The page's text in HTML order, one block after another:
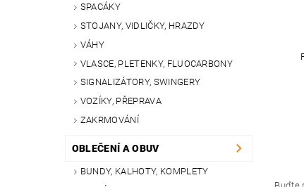
SPACÁKY
STOJANY, VIDLIČKY, HRAZDY
VÁHY
VLASCE, PLETENKY, FLUOCARBONY
SIGNALIZÁTORY, SWINGERY
VOZÍKY, PŘEPRAVA
ZAKRMOVÁNÍ
OBLEČENÍ A OBUV
BUNDY, KALHOTY, KOMPLETY